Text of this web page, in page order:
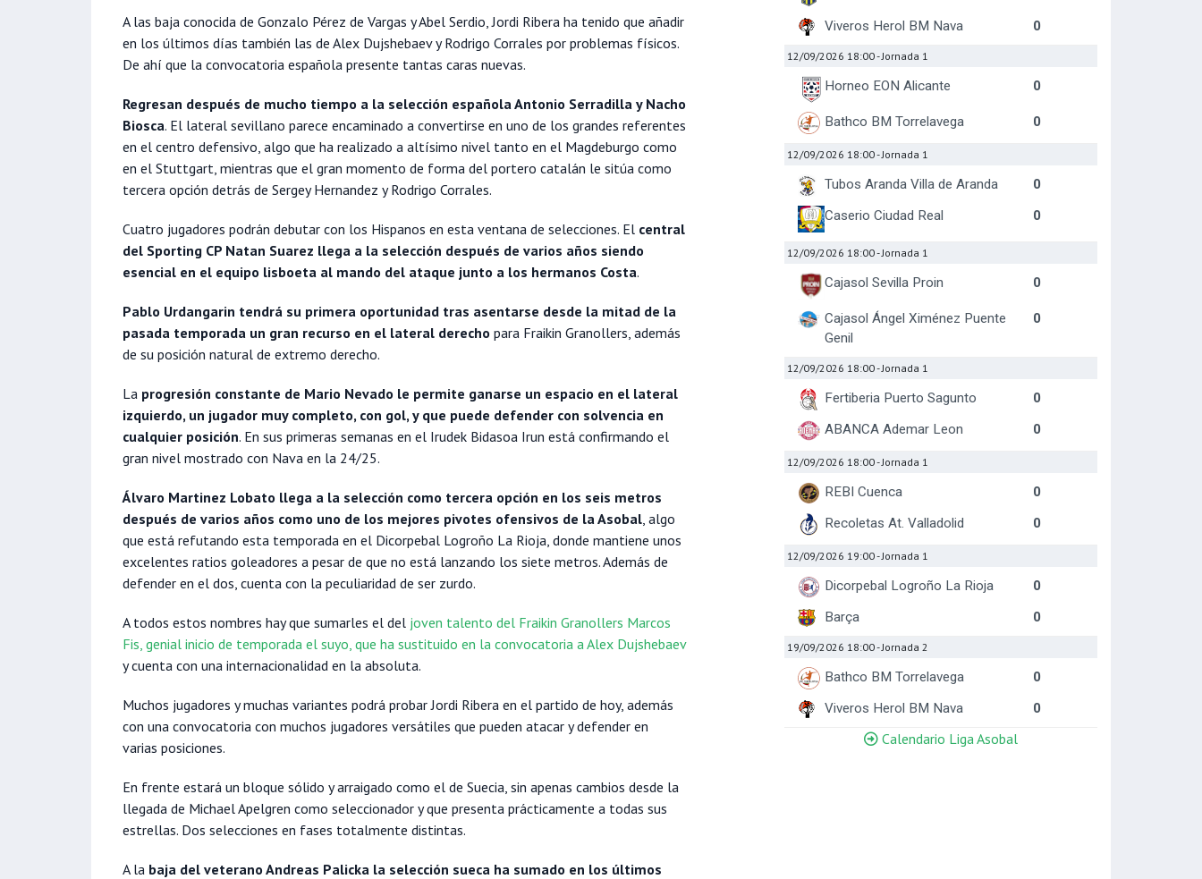
A las baja conocida de Gonzalo Pérez de Vargas y Abel Serdio, Jordi Ribera ha tenido que añadir
en los últimos días también las de Alex Dujshebaev y Rodrigo Corrales por problemas físicos.
De ahí que la convocatoria española presente tantas caras nuevas.
Regresan después de mucho tiempo a la selección española Antonio Serradilla y Nacho
Biosca. El lateral sevillano parece encaminado a convertirse en uno de los grandes referentes
en el centro defensivo, algo que ha realizado a altísimo nivel tanto en el Magdeburgo como
en el Stuttgart, mientras que el gran momento de forma del portero catalán le sitúa como
tercera opción detrás de Sergey Hernandez y Rodrigo Corrales.
Cuatro jugadores podrán debutar con los Hispanos en esta ventana de selecciones. El central
del Sporting CP Natan Suarez llega a la selección después de varios años siendo
esencial en el equipo lisboeta al mando del ataque junto a los hermanos Costa.
Pablo Urdangarin tendrá su primera oportunidad tras asentarse desde la mitad de la
pasada temporada un gran recurso en el lateral derecho para Fraikin Granollers, además
de su posición natural de extremo derecho.
La progresión constante de Mario Nevado le permite ganarse un espacio en el lateral
izquierdo, un jugador muy completo, con gol, y que puede defender con solvencia en
cualquier posición. En sus primeras semanas en el Irudek Bidasoa Irun está confirmando el
gran nivel mostrado con Nava en la 24/25.
Álvaro Martinez Lobato llega a la selección como tercera opción en los seis metros
después de varios años como uno de los mejores pivotes ofensivos de la Asobal , algo
que está refutando esta temporada en el Dicorpebal Logroño La Rioja, donde mantiene unos
excelentes ratios goleadores a pesar de que no está lanzando los siete metros. Además de
defender en el dos, cuenta con la peculiaridad de ser zurdo.
A todos estos nombres hay que sumarles el del joven talento del Fraikin Granollers Marcos
Fis, genial inicio de temporada el suyo, que ha sustituido en la convocatoria a Alex Dujshebaev
y cuenta con una internacionalidad en la absoluta.
Muchos jugadores y muchas variantes podrá probar Jordi Ribera en el partido de hoy, además
con una convocatoria con muchos jugadores versátiles que pueden atacar y defender en
varias posiciones.
En frente estará un bloque sólido y arraigado como el de Suecia, sin apenas cambios desde la
llegada de Michael Apelgren como seleccionador y que presenta prácticamente a todas sus
estrellas. Dos selecciones en fases totalmente distintas.
A la baja del veterano Andreas Palicka la selección sueca ha sumado en los últimos
Viveros Herol BM Nava
0
12/09/2026 18:00- Jornada 1
Horneo EON Alicante 0
Bathco BM Torrelavega 0
12/09/2026 18:00- Jornada 1
Tubos Aranda Villa de Aranda
0
Caserio Ciudad Real
0
12/09/2026 18:00- Jornada 1
Cajasol Sevilla Proin 0
Cajasol Ángel Ximénez Puente
Genil
0
12/09/2026 18:00- Jornada 1
Fertiberia Puerto Sagunto
0
ABANCA Ademar Leon
0
12/09/2026 18:00- Jornada 1
REBI Cuenca
0
Recoletas At. Valladolid
0
12/09/2026 19:00- Jornada 1
Dicorpebal Logroño La Rioja
0
Barça
0
19/09/2026 18:00- Jornada 2
Bathco BM Torrelavega
0
Viveros Herol BM Nava
0
Calendario Liga Asobal